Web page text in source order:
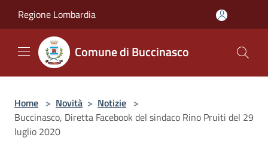
Regione Lombardia
Comune di Buccinasco
Home > Novità > Notizie >
Buccinasco, Diretta Facebook del sindaco Rino Pruiti del 29
luglio 2020